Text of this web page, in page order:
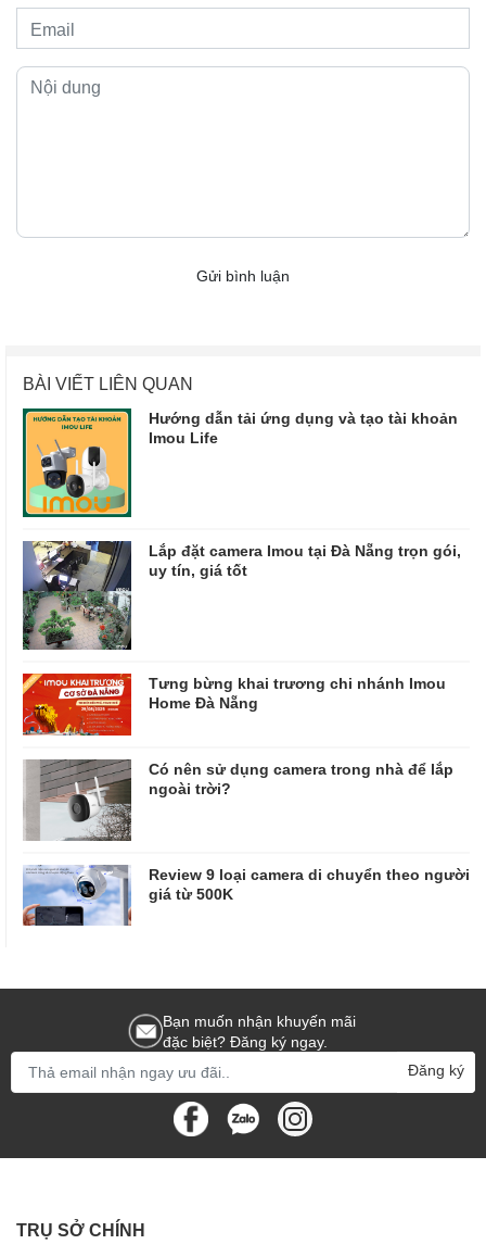
Gửi bình luận
BÀI VIẾT LIÊN QUAN
Hướng dẫn tải ứng dụng và tạo tài khoản
Imou Life
Lắp đặt camera Imou tại Đà Nẵng trọn gói,
uy tín, giá tốt
Tưng bừng khai trương chi nhánh Imou
Home Đà Nẵng
Có nên sử dụng camera trong nhà để lắp
ngoài trời?
Review 9 loại camera di chuyển theo người
giá từ 500K
Bạn muốn nhận khuyến mãi
đặc biệt? Đăng ký ngay.
Đăng ký
TRỤ SỞ CHÍNH